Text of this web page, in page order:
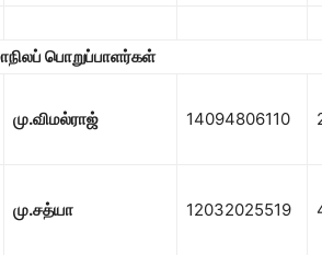
பொறுப்பாளர்கள்
மு.விமல்ராஜ் 14094806110
மு.சத்யா 12032025519